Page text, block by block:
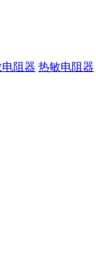
电阻器 热敏电阻器